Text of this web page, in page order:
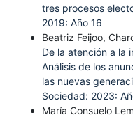
tres procesos
2019: Año 16
Beatriz Feijoo,
De la atención a la
Análisis de los
las nuevas
Sociedad: 2023:
María Consuelo